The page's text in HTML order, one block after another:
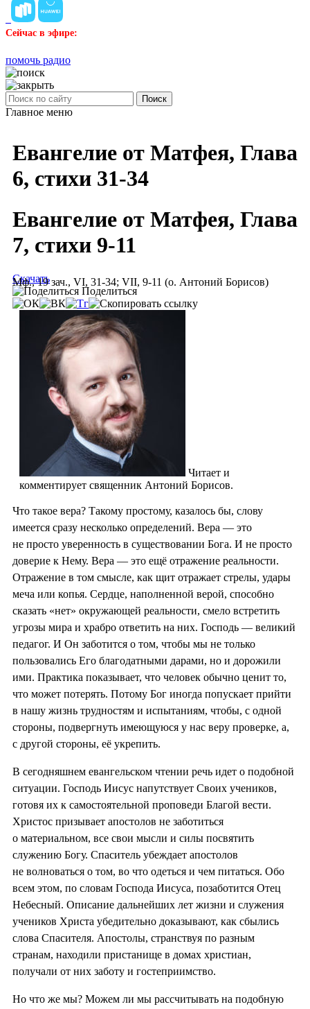
Сейчас в эфире:
помочь радио
Поиск
Главное меню
Евангелие от Матфея, Глава
6, стихи 31-34
Евангелие от Матфея, Глава
7, стихи 9-11
Мф., 19 зач., VI, 31-34; VII, 9-11 (о. Антоний Борисов)
Скачать
Поделиться
Читает и
комментирует священник Антоний Борисов.
Что такое вера? Такому простому, казалось бы, слову
имеется сразу несколько определений. Вера — это
не просто уверенность в существовании Бога. И не просто
доверие к Нему. Вера — это ещё отражение реальности.
Отражение в том смысле, как щит отражает стрелы, удары
меча или копья. Сердце, наполненной верой, способно
сказать «нет» окружающей реальности, смело встретить
угрозы мира и храбро ответить на них. Господь — великий
педагог. И Он заботится о том, чтобы мы не только
пользовались Его благодатными дарами, но и дорожили
ими. Практика показывает, что человек обычно ценит то,
что может потерять. Потому Бог иногда попускает прийти
в нашу жизнь трудностям и испытаниям, чтобы, с одной
стороны, подвергнуть имеющуюся у нас веру проверке, а,
с другой стороны, её укрепить.
В сегодняшнем евангельском чтении речь идет о подобной
ситуации. Господь Иисус напутствует Своих учеников,
готовя их к самостоятельной проповеди Благой вести.
Христос призывает апостолов не заботиться
о материальном, все свои мысли и силы посвятить
служению Богу. Спаситель убеждает апостолов
не волноваться о том, во что одеться и чем питаться. Обо
всем этом, по словам Господа Иисуса, позаботится Отец
Небесный. Описание дальнейших лет жизни и служения
учеников Христа убедительно доказывают, как сбылись
слова Спасителя. Апостолы, странствуя по разным
странам, находили пристанище в домах христиан,
получали от них заботу и гостеприимство.
Но что же мы? Можем ли мы рассчитывать на подобную